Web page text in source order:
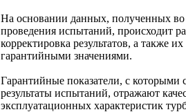
На основании данных, полученных во
проведения испытаний, происходит
корректировка результатов, а также
гарантийными значениями.
Гарантийные показатели, с которыми
результаты испытаний, отражают
эксплуатационных характеристик